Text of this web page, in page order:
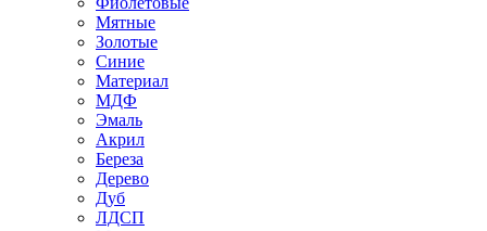
Мятные
Золотые
Синие
Материал
МДФ
Эмаль
Акрил
Береза
Дерево
Дуб
ЛДСП